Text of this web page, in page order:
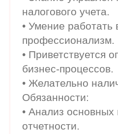
налогового учета.
• Умение работать
профессионализм.
• Приветствуется
бизнес-процессов.
• Желательно
Обязанности:
• Анализ
отчетности.